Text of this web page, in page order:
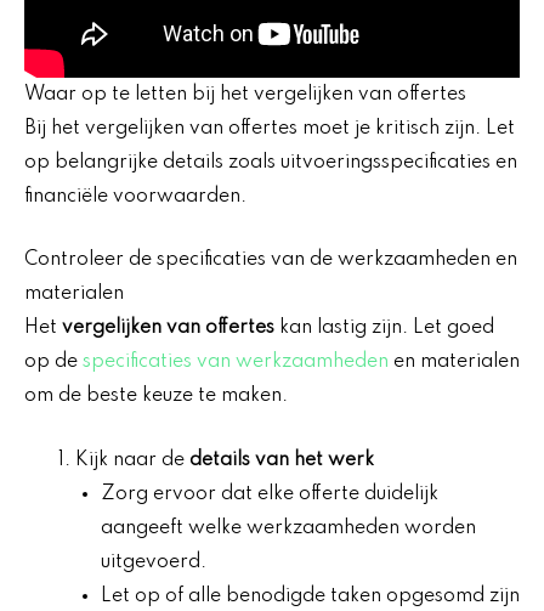
Waar op te letten bij het vergelijken van offertes
Bij het vergelijken van offertes moet je kritisch zijn. Let
op belangrijke details zoals uitvoeringsspecificaties en
financiële voorwaarden.
Controleer de specificaties van de werkzaamheden en
materialen
Het vergelijken van offertes kan lastig zijn. Let goed
op de specificaties van werkzaamheden en materialen
om de beste keuze te maken.
Kijk naar de details van het werk
Zorg ervoor dat elke offerte duidelijk
aangeeft welke werkzaamheden worden
uitgevoerd.
Let op of alle benodigde taken opgesomd zijn